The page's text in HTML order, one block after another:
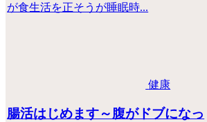
が食生活を正そうが睡眠時...
健康
腸活はじめます～腹がドブになっ